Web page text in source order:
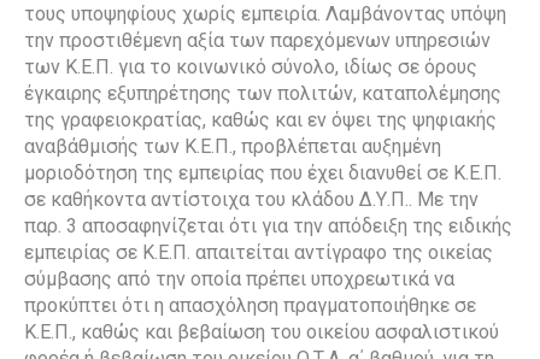
τους υποψηφίους χωρίς εμπειρία. Λαμβάνοντας υπόψη
την προστιθέμενη αξία των παρεχόμενων υπηρεσιών
των Κ.Ε.Π. για το κοινωνικό σύνολο, ιδίως σε όρους
έγκαιρης εξυπηρέτησης των πολιτών, καταπολέμησης
της γραφειοκρατίας, καθώς και εν όψει της ψηφιακής
αναβάθμισής των Κ.Ε.Π., προβλέπεται αυξημένη
μοριοδότηση της εμπειρίας που έχει διανυθεί σε Κ.Ε.Π.
σε καθήκοντα αντίστοιχα του κλάδου Δ.Υ.Π.. Με την
παρ. 3 αποσαφηνίζεται ότι για την απόδειξη της ειδικής
εμπειρίας σε Κ.Ε.Π. απαιτείται αντίγραφο της οικείας
σύμβασης από την οποία πρέπει υποχρεωτικά να
προκύπτει ότι η απασχόληση πραγματοποιήθηκε σε
Κ.Ε.Π., καθώς και βεβαίωση του οικείου ασφαλιστικού